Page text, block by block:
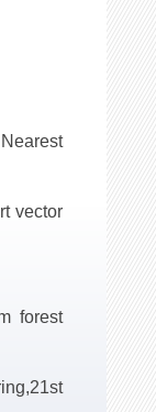
vector
forest